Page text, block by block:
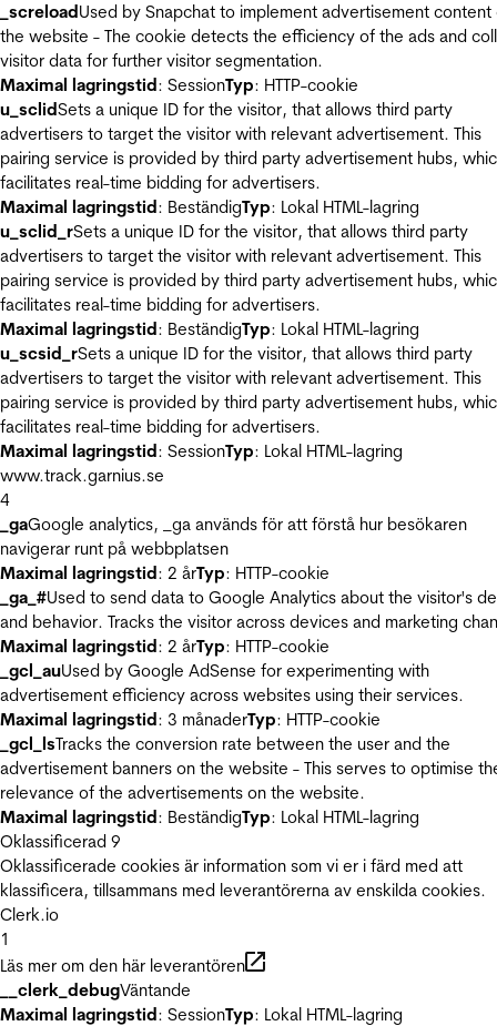
_screloadUsed by Snapchat to implement advertisement content
the website - The cookie detects the efficiency of the ads and
visitor data for further visitor segmentation.
Maximal lagringstid: SessionTyp: HTTP-cookie
u_sclidSets a unique ID for the visitor, that allows third party
advertisers to target the visitor with relevant advertisement. This
pairing service is provided by third party advertisement hubs,
facilitates real-time bidding for advertisers.
Maximal lagringstid: BeständigTyp: Lokal HTML-lagring
u_sclid_rSets a unique ID for the visitor, that allows third party
advertisers to target the visitor with relevant advertisement. This
pairing service is provided by third party advertisement hubs,
facilitates real-time bidding for advertisers.
Maximal lagringstid: BeständigTyp: Lokal HTML-lagring
u_scsid_rSets a unique ID for the visitor, that allows third party
advertisers to target the visitor with relevant advertisement. This
pairing service is provided by third party advertisement hubs,
facilitates real-time bidding for advertisers.
Maximal lagringstid: SessionTyp: Lokal HTML-lagring
www.track.garnius.se
4
_gaGoogle analytics, _ga används för att förstå hur besökaren
navigerar runt på webbplatsen
Maximal lagringstid: 2 årTyp: HTTP-cookie
_ga_#Used to send data to Google Analytics about the visitor's
and behavior. Tracks the visitor across devices and marketing
Maximal lagringstid: 2 årTyp: HTTP-cookie
_gcl_auUsed by Google AdSense for experimenting with
advertisement efficiency across websites using their services.
Maximal lagringstid: 3 månaderTyp: HTTP-cookie
_gcl_lsTracks the conversion rate between the user and the
advertisement banners on the website - This serves to optimise
relevance of the advertisements on the website.
Maximal lagringstid: BeständigTyp: Lokal HTML-lagring
Oklassificerad 9
Oklassificerade cookies är information som vi er i färd med att
klassificera, tillsammans med leverantörerna av enskilda cookies.
Clerk.io
1
Läs mer om den här leverantören
__clerk_debugVäntande
Maximal lagringstid: SessionTyp: Lokal HTML-lagring